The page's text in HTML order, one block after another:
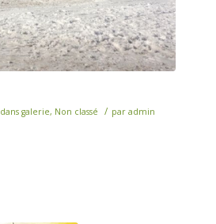
dans galerie, Non classé / par admin